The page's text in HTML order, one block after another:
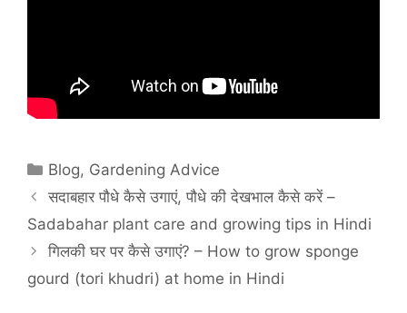
Categories
Blog, Gardening Advice
सदाबहार पौधे कैसे उगाएं, पौधे की देखभाल कैसे करें –
Sadabahar plant care and growing tips in Hindi
गिलकी घर पर कैसे उगाएं? – How to grow sponge
gourd (tori khudri) at home in Hindi